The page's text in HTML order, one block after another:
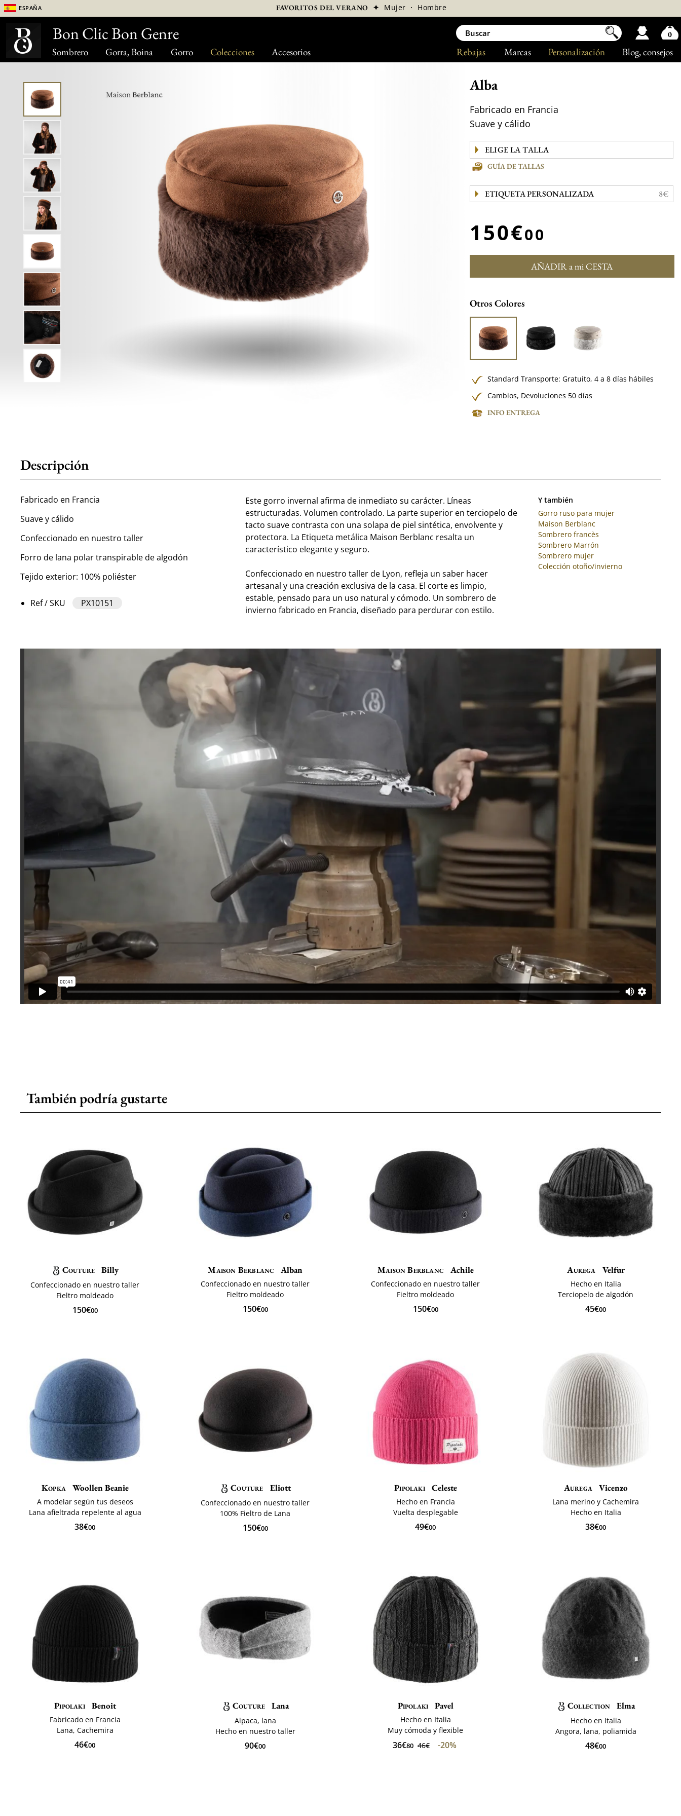
Sombrero Gorra, Boina Gorro Colecciones Accesorios Blog, consejos
Personalización
Marcas
Rebajas
España FAVORITOS DEL VERANO ✦ Mujer · Hombre
Alba
Fabricado en Francia
Suave y cálido
GUÍA DE TALLAS
ETIQUETA PERSONALIZADA 8€
150€00
AÑADIR a mi CESTA
Otros Colores
Standard Transporte:Gratuito,4 a 8 días hábiles
Cambios, Devoluciones 50 días
INFO ENTREGA
Descripción
Fabricado en Francia
Suave y cálido
Confeccionado en nuestro taller
Forro de lana polar transpirable de algodón
Tejido exterior: 100% poliéster
Ref / SKU PX10151
Este gorro invernal afirma de inmediato su carácter. Líneas
estructuradas. Volumen controlado. La parte superior en terciopelo de
tacto suave contrasta con una solapa de piel sintética, envolvente y
protectora. La Etiqueta metálica Maison Berblanc resalta un
característico elegante y seguro.
Confeccionado en nuestro taller de Lyon, refleja un saber hacer
artesanal y una creación exclusiva de la casa. El corte es limpio,
estable, pensado para un uso natural y cómodo. Un sombrero de
invierno fabricado en Francia, diseñado para perdurar con estilo.
Y también
Gorro ruso para mujer
Maison Berblanc
Sombrero francès
Sombrero Marrón
Sombrero mujer
Colección otoño/invierno
También podría gustarte
Couture Billy
Confeccionado en nuestro taller
Fieltro moldeado
150€00
Maison Berblanc Alban
Confeccionado en nuestro taller
Fieltro moldeado
150€00
Maison Berblanc Achile
Confeccionado en nuestro taller
Fieltro moldeado
150€00
Aurega Velfur
Hecho en Italia
Terciopelo de algodón
45€00
Kopka Woollen Beanie
A modelar según tus deseos
Lana afieltrada repelente al agua
38€00
Couture Eliott
Confeccionado en nuestro taller
100% Fieltro de Lana
150€00
Pipolaki Celeste
Hecho en Francia
Vuelta desplegable
49€00
Aurega Vicenzo
Lana merino y Cachemira
Hecho en Italia
38€00
Pipolaki Benoit
Fabricado en Francia
Lana, Cachemira
46€00
Couture Lana
Alpaca, lana
Hecho en nuestro taller
90€00
Pipolaki Pavel
Hecho en Italia
Muy cómoda y flexible
36€80 46€ -20%
Collection Elma
Hecho en Italia
Angora, lana, poliamida
48€00
Bon Clic Bon Genre 0